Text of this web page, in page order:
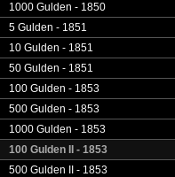
1000 Gulden - 1850
5 Gulden - 1851
10 Gulden - 1851
50 Gulden - 1851
100 Gulden - 1853
500 Gulden - 1853
1000 Gulden - 1853
100 Gulden II - 1853
500 Gulden II - 1853